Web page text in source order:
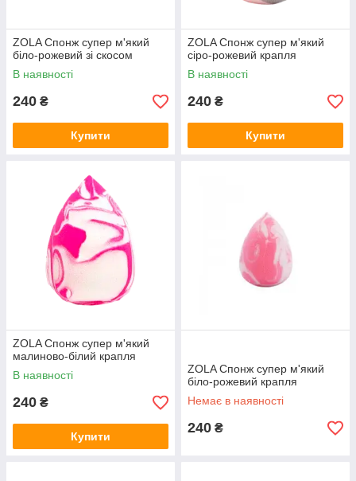
ZOLA Спонж супер м'який
біло-рожевий зі скосом
В наявності
240 ₴
Купити
ZOLA Спонж супер м'який
сіро-рожевий крапля
В наявності
240 ₴
Купити
ZOLA Спонж супер м'який
малиново-білий крапля
В наявності
240 ₴
Купити
ZOLA Спонж супер м'який
біло-рожевий крапля
Немає в наявності
240 ₴